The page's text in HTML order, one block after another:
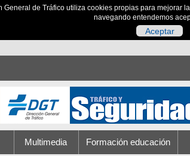
de Tráfico utiliza cookies propias para
navegando entendemos
Aceptar
Multimedia Formación educación